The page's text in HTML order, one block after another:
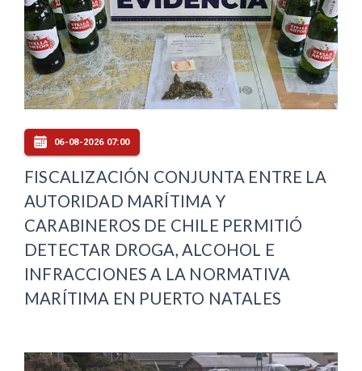
06-08-2026 07:00
FISCALIZACIÓN CONJUNTA ENTRE LA
AUTORIDAD MARÍTIMA Y
CARABINEROS DE CHILE PERMITIÓ
DETECTAR DROGA, ALCOHOL E
INFRACCIONES A LA NORMATIVA
MARÍTIMA EN PUERTO NATALES